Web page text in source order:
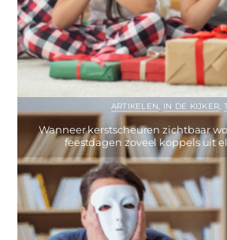
ARTIKELEN, IN DE KIJKER,
Wanneer kerstscheuren zichtbaar
feestdagen zoveel koppels uit